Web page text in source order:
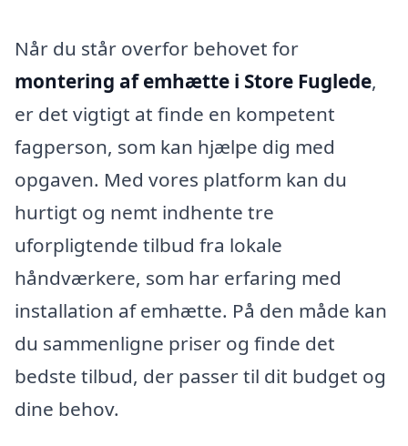
Når du står overfor behovet for
montering af emhætte i Store Fuglede,
er det vigtigt at finde en kompetent
fagperson, som kan hjælpe dig med
opgaven. Med vores platform kan du
hurtigt og nemt indhente tre
uforpligtende tilbud fra lokale
håndværkere, som har erfaring med
installation af emhætte. På den måde kan
du sammenligne priser og finde det
bedste tilbud, der passer til dit budget og
dine behov.